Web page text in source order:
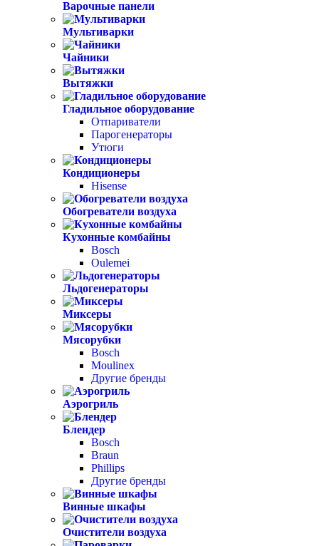
Варочные панели
Мультиварки
Чайники
Вытяжки
Гладильное оборудование
Отпариватели
Парогенераторы
Утюги
Кондиционеры
Hisense
Обогреватели воздуха
Кухонные комбайны
Bosch
Oulemei
Льдогенераторы
Миксеры
Мясорубки
Bosch
Moulinex
Другие бренды
Аэрогриль
Блендер
Bosch
Braun
Phillips
Другие бренды
Винные шкафы
Очистители воздуха